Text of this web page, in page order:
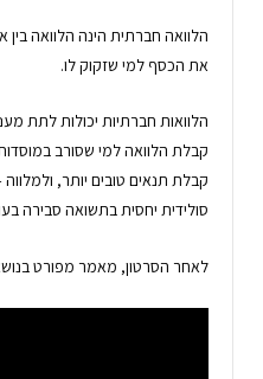
הלוואה חברתית הינה הלוואה בין
את הכסף למי שזקוק לו.
הלוואות חברתיות יכולות לתת
קבלת הלוואה למי שסורב
קבלת תנאים טובים יותר,
סולידית יחסית בתשואה סבירה
לאחר הסרטון, מאמר מפורט